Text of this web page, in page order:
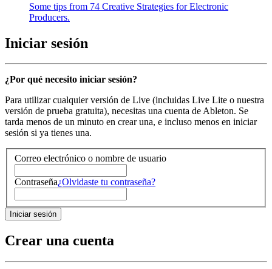
Some tips from 74 Creative Strategies for Electronic
Producers.
Iniciar sesión
¿Por qué necesito iniciar sesión?
Para utilizar cualquier versión de Live (incluidas Live Lite o nuestra
versión de prueba gratuita), necesitas una cuenta de Ableton. Se
tarda menos de un minuto en crear una, e incluso menos en iniciar
sesión si ya tienes una.
Correo electrónico o nombre de usuario
Contraseña¿Olvidaste tu contraseña?
Crear una cuenta